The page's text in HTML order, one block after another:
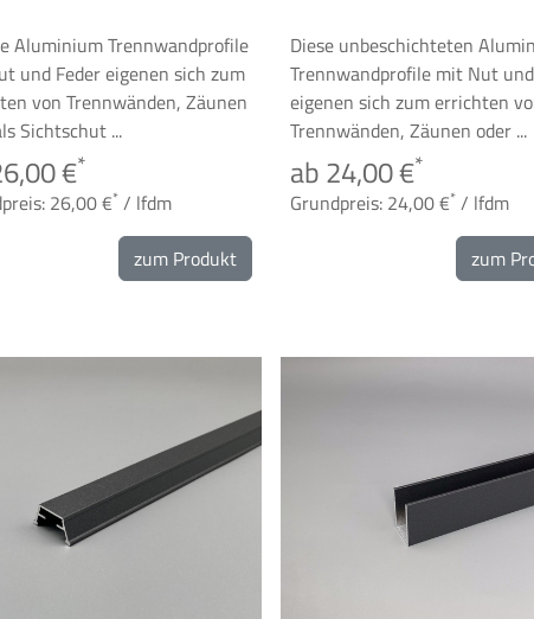
Aluminium Trennwandprofile
und Feder eigenen sich zum
von Trennwänden, Zäunen
Sichtschut ...
€*
26,00 €* / lfdm
zum Produkt
Diese unbeschichteten
Trennwandprofile mit Nut
eigenen sich zum errichten
Trennwänden, Zäunen oder ...
ab 24,00 €*
Grundpreis: 24,00 €* / lfdm
zum